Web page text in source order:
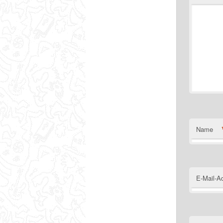
Name
E-Mail-